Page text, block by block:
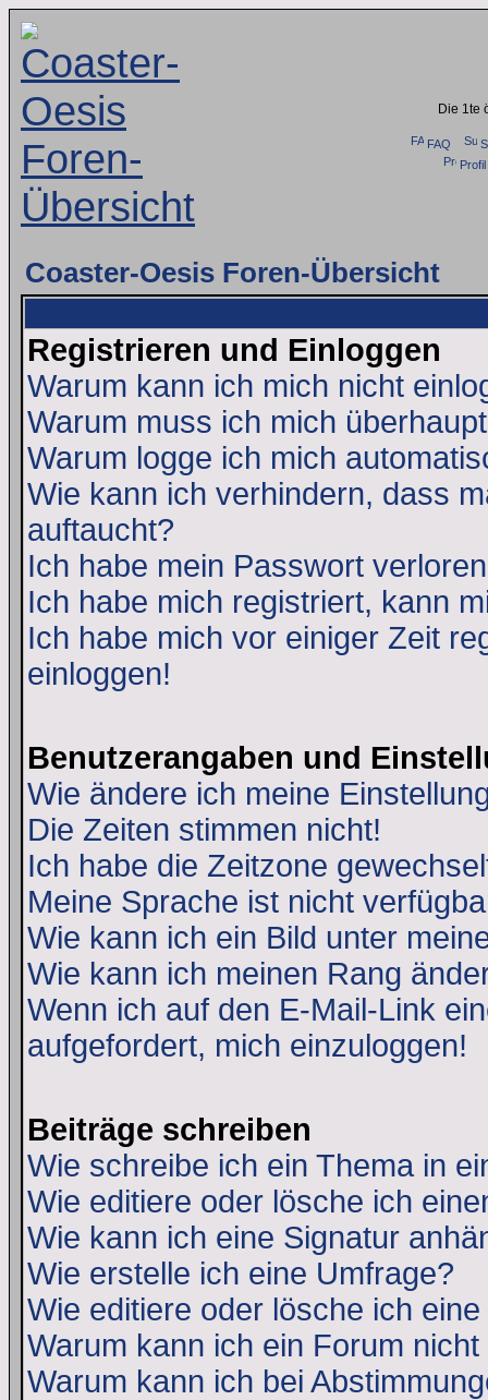
Die 1te
FAQ
Profil
Coaster-Oesis Foren-Übersicht
Registrieren und Einloggen
Warum kann ich mich nicht
Warum muss ich mich
Warum logge ich mich
Wie kann ich verhindern, dass
auftaucht?
Ich habe mein Passwort
Ich habe mich registriert, kann
Ich habe mich vor einiger Zeit
einloggen!
Benutzerangaben und
Wie ändere ich meine
Die Zeiten stimmen nicht!
Ich habe die Zeitzone
Meine Sprache ist nicht
Wie kann ich ein Bild unter
Wie kann ich meinen Rang
Wenn ich auf den E-Mail-Link
aufgefordert, mich einzuloggen!
Beiträge schreiben
Wie schreibe ich ein Thema in
Wie editiere oder lösche ich
Wie kann ich eine Signatur
Wie erstelle ich eine Umfrage?
Wie editiere oder lösche ich
Warum kann ich ein Forum
Warum kann ich bei